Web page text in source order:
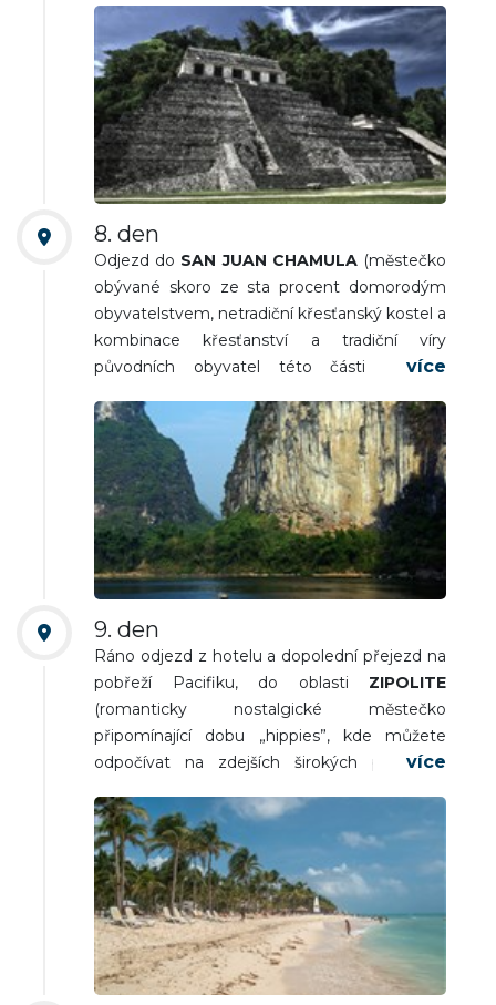
hry). Zastávka u vodopádůAGUA AZUL
(nejslavnější mexické vodopády, soustava
kaskád na krásně modře zbarvené řece v
chiapaských horách). Cesta do mayského
městaSAN CRISTOBAL DE LAS CASAS
(koloniální městečko na chiapaské vysočině v
nadmořských výškách kolem 2000 m n. m.).
Ubytování, nocleh.
8. den
Odjezd do SAN JUAN CHAMULA(městečko
obývané skoro ze sta procent domorodým
obyvatelstvem, netradiční křesťanský kostel a
kombinace křesťanství a tradiční víry
původních obyvatel této části Mexika).
nejhlubších kaňonů ve Střední Americe, který
vznikl erozí řeky Grijalva, jeho svislé stěny
sahají až do výšky 1 000 metrů. Plavba lodí).
Přejezd na ubytování. Nocleh.
9. den
Ráno odjezd z hotelu a dopolední přejezd na
pobřeží Pacifiku, do oblasti ZIPOLITE
(romanticky nostalgické městečko
připomínající dobu „hippies”, kde můžete
odpočívat na zdejších širokých plážích s